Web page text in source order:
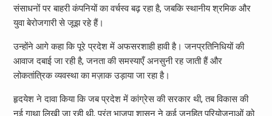
संसाधनों पर बाहरी कंपनियों का वर्चस्व बढ़ रहा है, जबकि स्थानीय श्रमिक और
युवा बेरोजगारी से जूझ रहे हैं।
उन्होंने आगे कहा कि पूरे प्रदेश में अफसरशाही हावी है। जनप्रतिनिधियों की
आवाज दबाई जा रही है, जनता की समस्याएँ अनसुनी रह जाती हैं और
लोकतांत्रिक व्यवस्था का मज़ाक उड़ाया जा रहा है।
हृदयेश ने दावा किया कि जब प्रदेश में कांग्रेस की सरकार थी, तब विकास की
नई गाथा लिखी जा रही थी, परंतु भाजपा शासन ने कई जनहित परियोजनाओं को